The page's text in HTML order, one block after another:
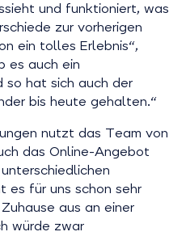
und funktioniert, was
zur vorherigen
ein tolles Erlebnis“,
es auch ein
so hat sich auch der
bis heute gehalten.“
nutzt das Team von
das Online-Angebot
es für uns schon sehr
aus an einer
würde zwar